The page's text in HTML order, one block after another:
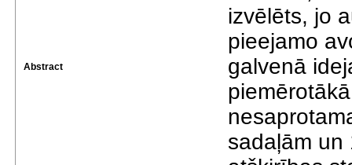
Abstract
izvēlēts, jo
pieejamo
galvenā
sadaļām un